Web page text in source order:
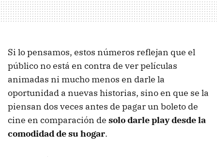
Si lo pensamos, estos números reflejan que el
público no está en contra de ver películas
animadas ni mucho menos en darle la
oportunidad a nuevas historias, sino en que se la
piensan dos veces antes de pagar un boleto de
cine en comparación de solo darle play desde la
comodidad de su hogar.